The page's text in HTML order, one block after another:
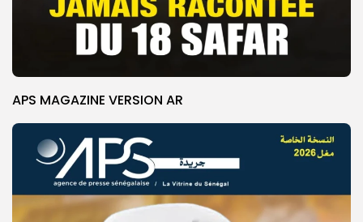
APS MAGAZINE VERSION AR